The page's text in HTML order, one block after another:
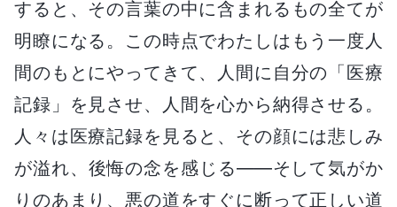
すると、その言葉の中に含まれるもの全てが
明瞭になる。この時点でわたしはもう一度人
間のもとにやってきて、人間に自分の「医療
記録」を見させ、人間を心から納得させる。
人々は医療記録を見ると、その顔には悲しみ
が溢れ、後悔の念を感じる――そして気がか
りのあまり、悪の道をすぐに断って正しい道